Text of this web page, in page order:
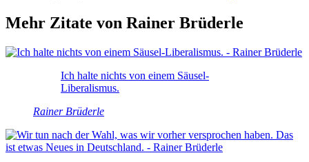
Mehr Zitate von Rainer Brüderle
Ich halte nichts von einem Säusel-
Liberalismus.
Rainer Brüderle